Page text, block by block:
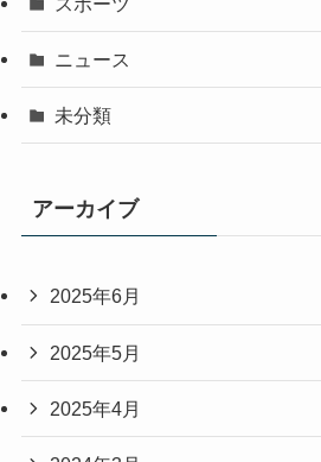
ニュース
未分類
アーカイブ
2025年6月
2025年5月
2025年4月